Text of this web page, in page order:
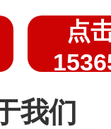
点
我们